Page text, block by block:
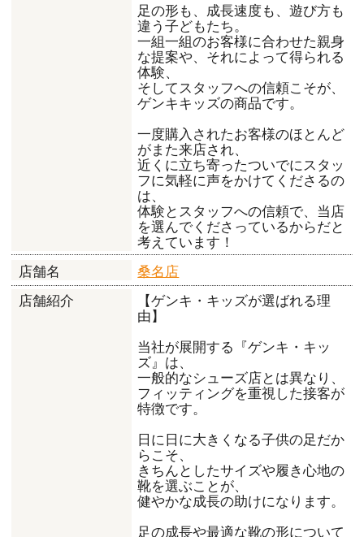
足の形も、成長速度も、遊び方も
違う子どもたち。
一組一組のお客様に合わせた親身
な提案や、それによって得られる
体験、
そしてスタッフへの信頼こそが、
ゲンキキッズの商品です。
一度購入されたお客様のほとんど
がまた来店され、
近くに立ち寄ったついでにスタッ
フに気軽に声をかけてくださるの
は、
体験とスタッフへの信頼で、当店
を選んでくださっているからだと
考えています！
店舗名
桑名店
店舗紹介
【ゲンキ・キッズが選ばれる理
由】
当社が展開する『ゲンキ・キッ
ズ』は、
一般的なシューズ店とは異なり、
フィッティングを重視した接客が
特徴です。
日に日に大きくなる子供の足だか
らこそ、
きちんとしたサイズや履き心地の
靴を選ぶことが、
健やかな成長の助けになります。
足の成長や最適な靴の形について